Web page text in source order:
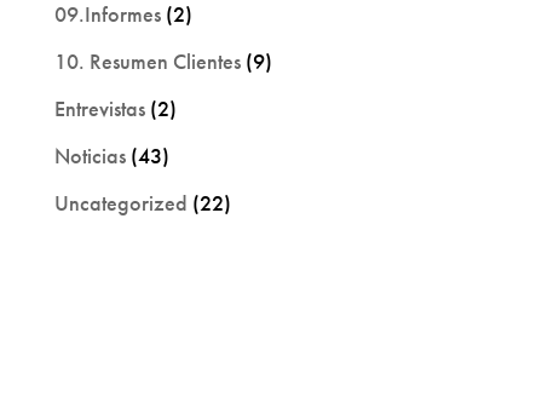
09.Informes(2)
10. Resumen Clientes(9)
Entrevistas(2)
Noticias(43)
Uncategorized (22)